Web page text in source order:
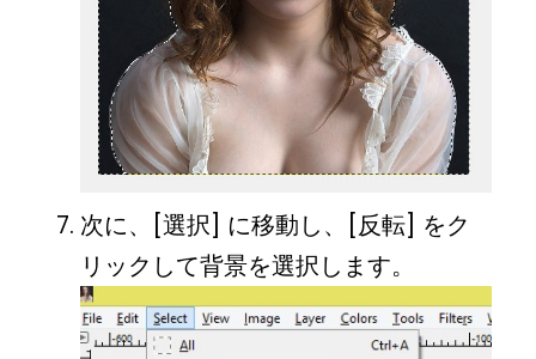
次に、[選択] に移動し、[反転] をク
リックして背景を選択します。